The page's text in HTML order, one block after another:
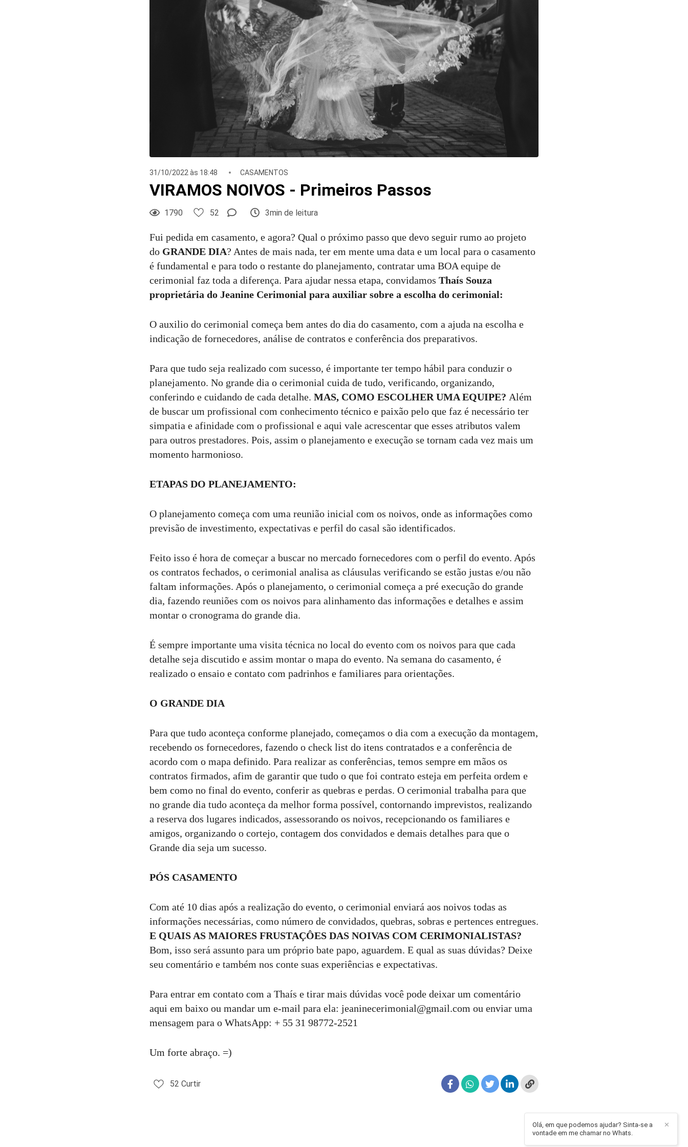
31/10/2022 às 18:48 CASAMENTOS
VIRAMOS NOIVOS - Primeiros Passos
1790 52 3min de leitura
Fui pedida em casamento, e agora? Qual o próximo passo que devo seguir rumo ao projeto
do GRANDE DIA? Antes de mais nada, ter em mente uma data e um local para o casamento
é fundamental e para todo o restante do planejamento, contratar uma BOA equipe de
cerimonial faz toda a diferença. Para ajudar nessa etapa, convidamos Thaís Souza
proprietária do Jeanine Cerimonial para auxiliar sobre a escolha do cerimonial:
O auxilio do cerimonial começa bem antes do dia do casamento, com a ajuda na escolha e
indicação de fornecedores, análise de contratos e conferência dos preparativos.
Para que tudo seja realizado com sucesso, é importante ter tempo hábil para conduzir o
planejamento. No grande dia o cerimonial cuida de tudo, verificando, organizando,
conferindo e cuidando de cada detalhe. MAS, COMO ESCOLHER UMA EQUIPE? Além
de buscar um profissional com conhecimento técnico e paixão pelo que faz é necessário ter
simpatia e afinidade com o profissional e aqui vale acrescentar que esses atributos valem
para outros prestadores. Pois, assim o planejamento e execução se tornam cada vez mais um
momento harmonioso.
ETAPAS DO PLANEJAMENTO:
O planejamento começa com uma reunião inicial com os noivos, onde as informações como
previsão de investimento, expectativas e perfil do casal são identificados.
Feito isso é hora de começar a buscar no mercado fornecedores com o perfil do evento. Após
os contratos fechados, o cerimonial analisa as cláusulas verificando se estão justas e/ou não
faltam informações. Após o planejamento, o cerimonial começa a pré execução do grande
dia, fazendo reuniões com os noivos para alinhamento das informações e detalhes e assim
montar o cronograma do grande dia.
É sempre importante uma visita técnica no local do evento com os noivos para que cada
detalhe seja discutido e assim montar o mapa do evento. Na semana do casamento, é
realizado o ensaio e contato com padrinhos e familiares para orientações.
O GRANDE DIA
Para que tudo aconteça conforme planejado, começamos o dia com a execução da montagem,
recebendo os fornecedores, fazendo o check list do itens contratados e a conferência de
acordo com o mapa definido. Para realizar as conferências, temos sempre em mãos os
contratos firmados, afim de garantir que tudo o que foi contrato esteja em perfeita ordem e
bem como no final do evento, conferir as quebras e perdas. O cerimonial trabalha para que
no grande dia tudo aconteça da melhor forma possível, contornando imprevistos, realizando
a reserva dos lugares indicados, assessorando os noivos, recepcionando os familiares e
amigos, organizando o cortejo, contagem dos convidados e demais detalhes para que o
Grande dia seja um sucesso.
PÓS CASAMENTO
Com até 10 dias após a realização do evento, o cerimonial enviará aos noivos todas as
informações necessárias, como número de convidados, quebras, sobras e pertences entregues.
E QUAIS AS MAIORES FRUSTAÇÔES DAS NOIVAS COM CERIMONIALISTAS?
Bom, isso será assunto para um próprio bate papo, aguardem. E qual as suas dúvidas? Deixe
seu comentário e também nos conte suas experiências e expectativas.
Para entrar em contato com a Thaís e tirar mais dúvidas você pode deixar um comentário
aqui em baixo ou mandar um e-mail para ela: jeaninecerimonial@gmail.com ou enviar uma
mensagem para o WhatsApp: + 55 31 98772-2521
Um forte abraço. =)
52 Curtir
✕
Olá, em que podemos ajudar? Sinta-se a
vontade em me chamar no Whats.